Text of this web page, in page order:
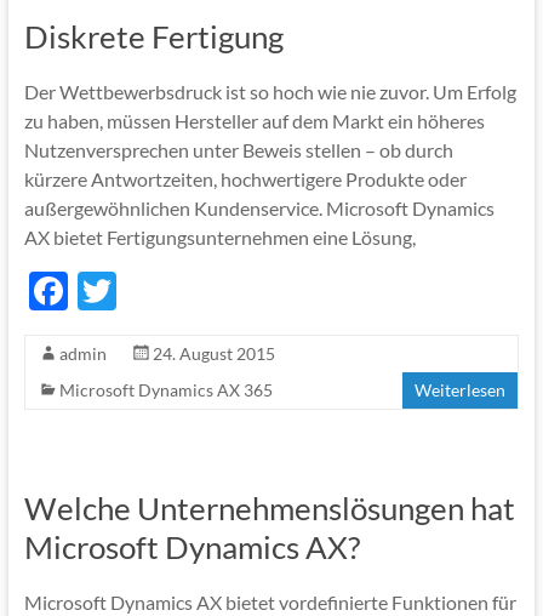
o
k
Diskrete Fertigung
Der Wettbewerbsdruck ist so hoch wie nie zuvor. Um Erfolg
zu haben, müssen Hersteller auf dem Markt ein höheres
Nutzenversprechen unter Beweis stellen – ob durch
kürzere Antwortzeiten, hochwertigere Produkte oder
außergewöhnlichen Kundenservice. Microsoft Dynamics
AX bietet Fertigungsunternehmen eine Lösung,
F
e
b
o
k
T
itt
er
admin
24. August 2015
Microsoft Dynamics AX 365
Weiterlesen
Welche Unternehmenslösungen hat
Microsoft Dynamics AX?
Microsoft Dynamics AX bietet vordefinierte Funktionen für